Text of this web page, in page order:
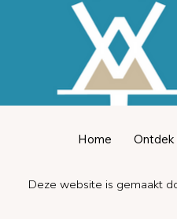
Home Ontdek
Deze website is gemaakt